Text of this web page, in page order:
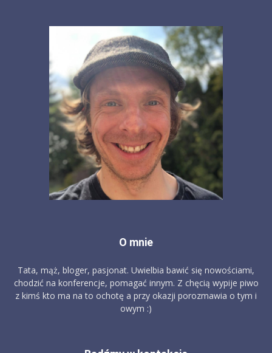
O mnie
Tata, mąż, bloger, pasjonat. Uwielbia bawić się nowościami,
chodzić na konferencje, pomagać innym. Z chęcią wypije piwo
z kimś kto ma na to ochotę a przy okazji porozmawia o tym i
owym :)